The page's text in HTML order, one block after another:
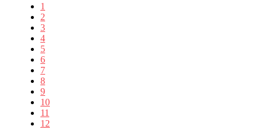
1
2
3
4
5
6
7
8
9
10
11
12